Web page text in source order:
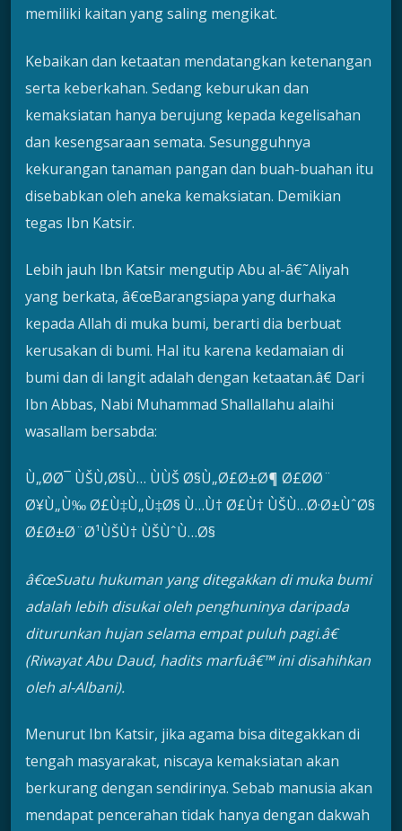
memiliki kaitan yang saling mengikat.
Kebaikan dan ketaatan mendatangkan ketenangan
serta keberkahan. Sedang keburukan dan
kemaksiatan hanya berujung kepada kegelisahan
dan kesengsaraan semata. Sesungguhnya
kekurangan tanaman pangan dan buah-buahan itu
disebabkan oleh aneka kemaksiatan. Demikian
tegas Ibn Katsir.
Lebih jauh Ibn Katsir mengutip Abu al-â€˜Aliyah
yang berkata, â€œBarangsiapa yang durhaka
kepada Allah di muka bumi, berarti dia berbuat
kerusakan di bumi. Hal itu karena kedamaian di
bumi dan di langit adalah dengan ketaatan.â€ Dari
Ibn Abbas, Nabi Muhammad Shallallahu alaihi
wasallam bersabda:
Ù„Ø­Ø¯ ÙŠÙ‚Ø§Ù… ÙÙŠ Ø§Ù„Ø£Ø±Ø¶ Ø£Ø­Ø¨
Ø¥Ù„Ù‰ Ø£Ù‡Ù„Ù‡Ø§ Ù…Ù† Ø£Ù† ÙŠÙ…Ø·Ø±ÙˆØ§
Ø£Ø±Ø¨Ø¹ÙŠÙ† ÙŠÙˆÙ…Ø§
â€œSuatu hukuman yang ditegakkan di muka bumi
adalah lebih disukai oleh penghuninya daripada
diturunkan hujan selama empat puluh pagi.â€
(Riwayat Abu Daud, hadits marfuâ€™ ini disahihkan
oleh al-Albani).
Menurut Ibn Katsir, jika agama bisa ditegakkan di
tengah masyarakat, niscaya kemaksiatan akan
berkurang dengan sendirinya. Sebab manusia akan
mendapat pencerahan tidak hanya dengan dakwah